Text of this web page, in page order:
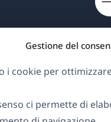
Gestione del
i cookie per
ci permette di